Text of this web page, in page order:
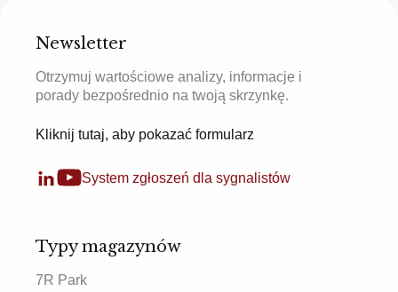
Newsletter
Otrzymuj wartościowe analizy, informacje i
porady bezpośrednio na twoją skrzynkę.
Kliknij tutaj, aby pokazać formularz
System zgłoszeń dla sygnalistów
Typy magazynów
7R Park